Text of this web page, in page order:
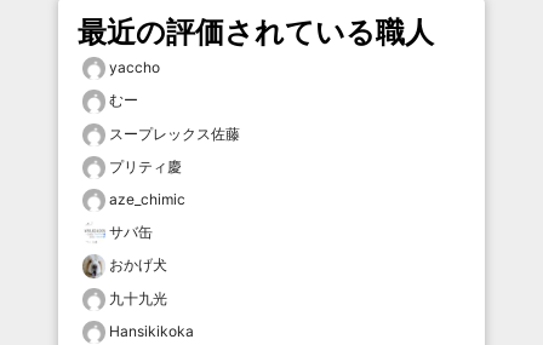
最近の評価されている職人
yaccho
むー
スープレックス佐藤
プリティ慶
aze_chimic
サバ缶
おかげ犬
九十九光
Hansikikoka